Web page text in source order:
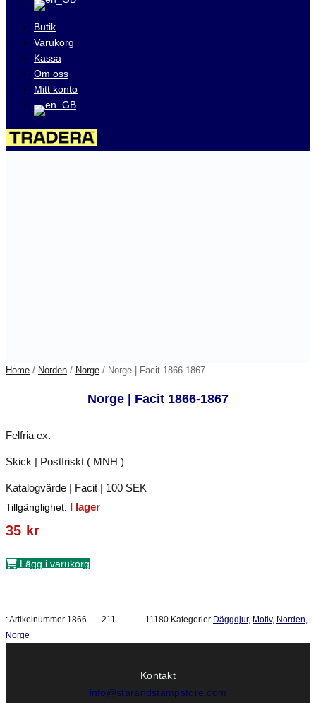
Butik
Varukorg
Kassa
Om oss
Mitt konto
Home / Norden / Norge / Norge | Facit 1866-1867
Norge | Facit 1866-1867
Felfria ex.
Skick | Postfriskt ( MNH )
Katalogvärde | Facit | 100 SEK
Tillgänglighet: I lager
35 kr
Lägg i varukorg
:Artikelnummer 1866___211______11180 Kategorier Däggdjur, Motiv, Norden,
Norge
Kontakt
info@starandstampstore.com